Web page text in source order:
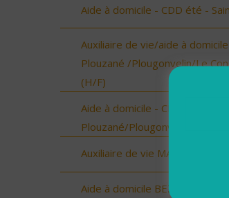
Aide à domicile - CDD été -
Auxiliaire de vie/aide à
Plouzané /Plougonvelin/Le
(H/F)
Aide à domicile - CDD été -
Plouzané/Plougonvelin/Le
Auxiliaire de vie MAGALAS (H/F)
Aide à domicile BEZIERS (H/F)